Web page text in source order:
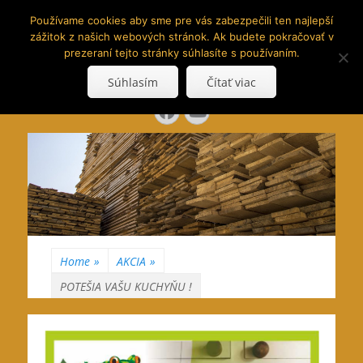
www.hranoly.sk
…kus prírody priamo k Vám
Search
Facebook
YouTube
Home » AKCIA »
POTEŠIA VAŠU KUCHYŇU !
Používame cookies aby sme pre vás zabezpečili ten najlepší
zážitok z našich webových stránok. Ak budete pokračovať v
prezeraní tejto stránky súhlasíte s používaním.
Súhlasím Čítať viac